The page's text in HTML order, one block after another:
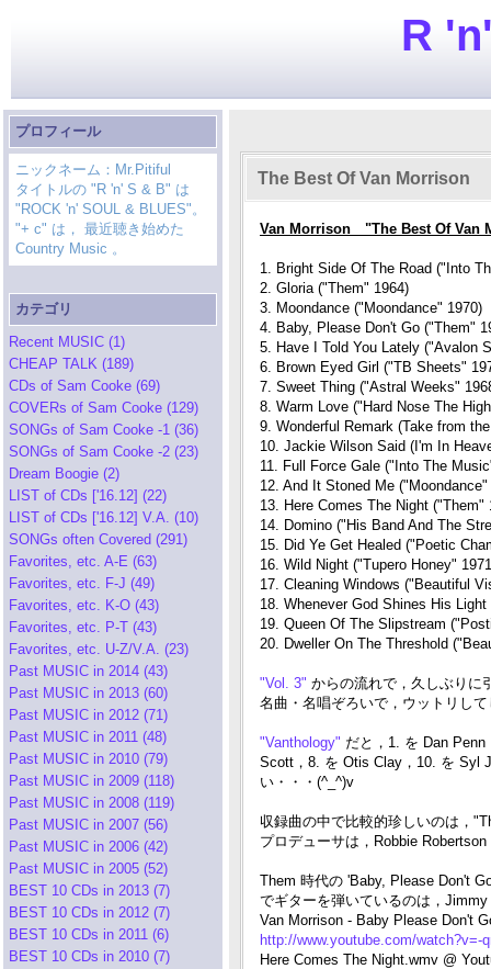
R
プロフィール
ニックネーム：Mr.Pitiful
タイトルの "R 'n' S & B" は
"ROCK 'n' SOUL & BLUES"。
"+ c" は， 最近聴き始めた
Country Music 。
カテゴリ
Recent MUSIC (1)
CHEAP TALK (189)
CDs of Sam Cooke (69)
COVERs of Sam Cooke (129)
SONGs of Sam Cooke -1 (36)
SONGs of Sam Cooke -2 (23)
Dream Boogie (2)
LIST of CDs ['16.12] (22)
LIST of CDs ['16.12] V.A. (10)
SONGs often Covered (291)
Favorites, etc. A-E (63)
Favorites, etc. F-J (49)
Favorites, etc. K-O (43)
Favorites, etc. P-T (43)
Favorites, etc. U-Z/V.A. (23)
Past MUSIC in 2014 (43)
Past MUSIC in 2013 (60)
Past MUSIC in 2012 (71)
Past MUSIC in 2011 (48)
Past MUSIC in 2010 (79)
Past MUSIC in 2009 (118)
Past MUSIC in 2008 (119)
Past MUSIC in 2007 (56)
Past MUSIC in 2006 (42)
Past MUSIC in 2005 (52)
BEST 10 CDs in 2013 (7)
BEST 10 CDs in 2012 (7)
BEST 10 CDs in 2011 (6)
BEST 10 CDs in 2010 (7)
The Best Of Van Morrison
Van Morrison "The Best Of Van
1. Bright Side Of The Road ("Into
2. Gloria ("Them" 1964)
3. Moondance ("Moondance" 1970)
4. Baby, Please Don't Go ("Them"
5. Have I Told You Lately ("Avalon
6. Brown Eyed Girl ("TB Sheets"
7. Sweet Thing ("Astral Weeks"
8. Warm Love ("Hard Nose The
9. Wonderful Remark (Take from
10. Jackie Wilson Said (I'm In
11. Full Force Gale ("Into The
12. And It Stoned Me ("Moondance"
13. Here Comes The Night ("Them"
14. Domino ("His Band And The
15. Did Ye Get Healed ("Poetic
16. Wild Night ("Tupero Honey"
17. Cleaning Windows ("Beautiful
18. Whenever God Shines His
19. Queen Of The Slipstream
20. Dweller On The Threshold
"Vol. 3" からの流れで，久しぶりに
名曲・名唱ぞろいで，ウットリし
"Vanthology" だと，1. を Dan
Scott，8. を Otis Clay，10. を Syl
い・・・(^_^)v
収録曲の中で比較的珍しいのは，
プロデューサは，Robbie Robertson
Them 時代の 'Baby, Please Don't
でギターを弾いているのは，
Van Morrison - Baby Please Don't
http://www.youtube.com/watch?v=-
Here Comes The Night.wmv @